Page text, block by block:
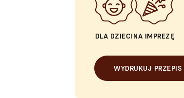
DLA DZIECI NA IMPREZĘ
WYDRUKUJ PRZEPIS